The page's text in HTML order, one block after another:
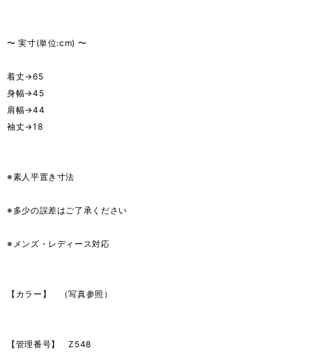
〜 実寸(単位:cm) 〜
着丈→65
身幅→45
肩幅→44
袖丈→18
※素人平置き寸法
※多少の誤差はご了承ください
※メンズ・レディース対応
【カラー】 （写真参照）
【管理番号】 Z548